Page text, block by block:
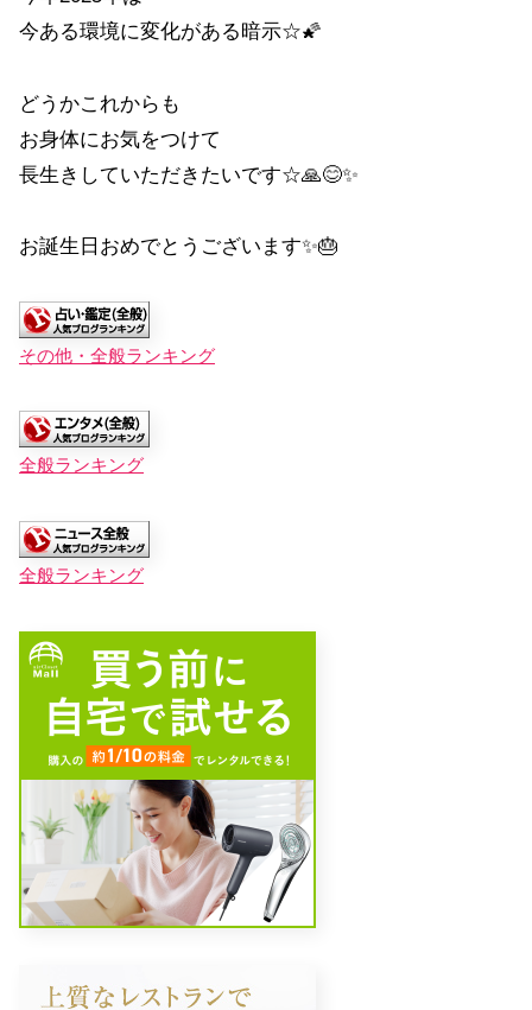
今ある環境に変化がある暗示☆🌠
どうかこれからも
お身体にお気をつけて
長生きしていただきたいです☆🙏😊✨
お誕生日おめでとうございます✨🎂
その他・全般ランキング
全般ランキング
全般ランキング